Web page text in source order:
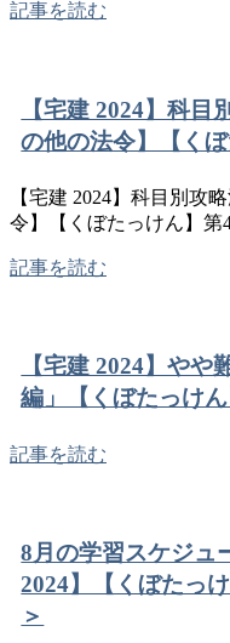
記事を読む
【宅建 2024】科
の他の法令】【く
【宅建 2024】科目別攻
令】【くぼたっけん】第
記事を読む
【宅建 2024】や
編」【くぼたっけ
記事を読む
8月の学習スケジュ
2024】【くぼたっ
＞